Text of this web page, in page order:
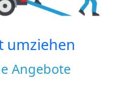
umziehen
Angebote